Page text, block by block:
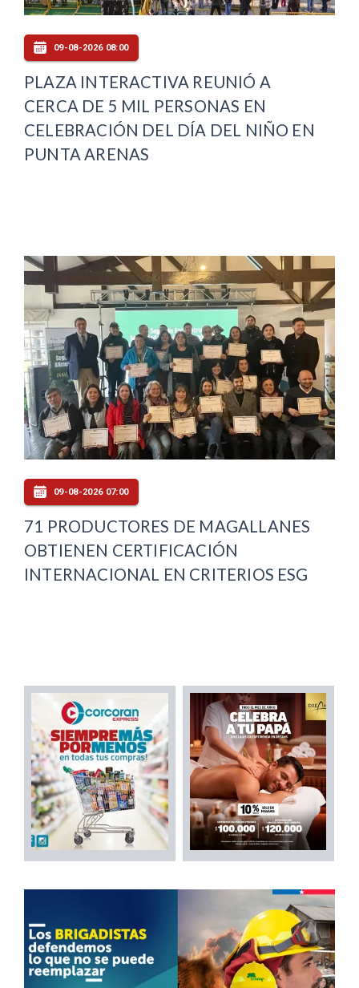
09-08-2026 08:00
PLAZA INTERACTIVA REUNIÓ A
CERCA DE 5 MIL PERSONAS EN
CELEBRACIÓN DEL DÍA DEL NIÑO EN
PUNTA ARENAS
09-08-2026 07:00
71 PRODUCTORES DE MAGALLANES
OBTIENEN CERTIFICACIÓN
INTERNACIONAL EN CRITERIOS ESG